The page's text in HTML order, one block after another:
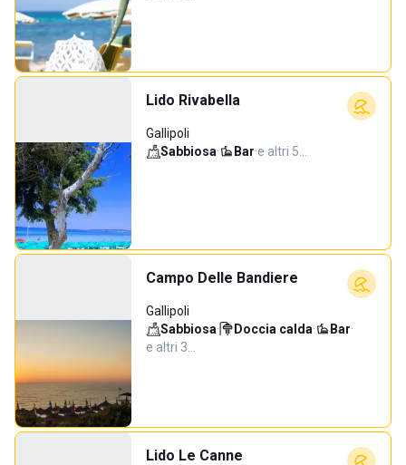
Lido Rivabella
Gallipoli
Sabbiosa· Bar·e altri 5…
Campo Delle Bandiere
Gallipoli
Sabbiosa· Doccia calda· Bar·
e altri 3…
Lido Le Canne